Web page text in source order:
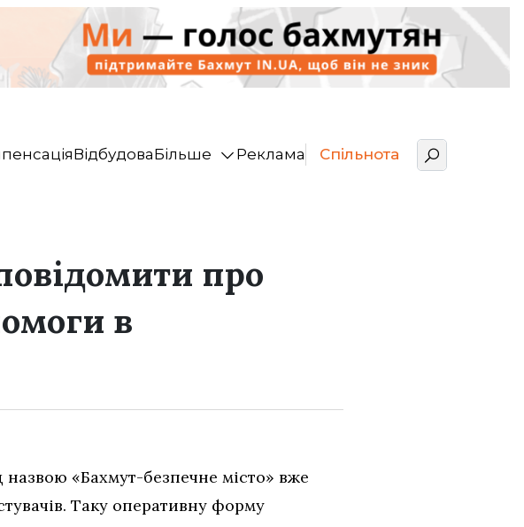
ВідбудоваБільше Реклама Спільнота
про
в
«Бахмут-безпечне місто» вже
Таку оперативну форму